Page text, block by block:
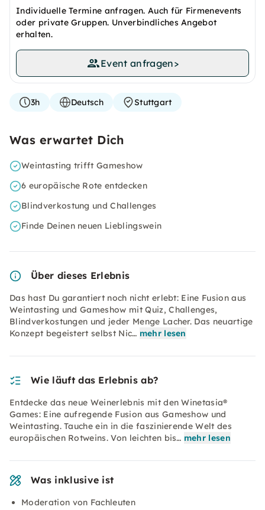
Individuelle Termine anfragen. Auch für Firmenevents
oder private Gruppen. Unverbindliches Angebot
erhalten.
Event anfragen>
3h Deutsch Stuttgart
Was erwartet Dich
Weintasting trifft Gameshow
6 europäische Rote entdecken
Blindverkostung und Challenges
Finde Deinen neuen Lieblingswein
Über dieses Erlebnis
Das hast Du garantiert noch nicht erlebt: Eine Fusion aus
Weintasting und Gameshow mit Quiz, Challenges,
Blindverkostungen und jeder Menge Lacher. Das neuartige
Konzept begeistert selbst Nic… mehr lesen
Wie läuft das Erlebnis ab?
Entdecke das neue Weinerlebnis mit den Winetasia®
Games: Eine aufregende Fusion aus Gameshow und
Weintasting. Tauche ein in die faszinierende Welt des
europäischen Rotweins. Von leichten bis… mehr lesen
Was inklusive ist
Moderation von Fachleuten